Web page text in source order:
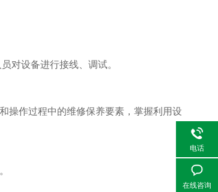
对设备进行接线、调试。
作过程中的维修保养要素，掌握利用设
电话
在线咨询